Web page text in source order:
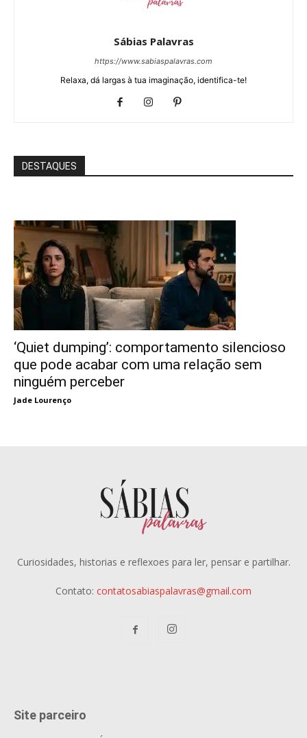
Sábias Palavras
https://www.sabiaspalavras.com
Relaxa, dá largas à tua imaginação, identifica-te!
DESTAQUES
‘Quiet dumping’: comportamento silencioso
que pode acabar com uma relação sem
ninguém perceber
Jade Lourenço
Curiosidades, historias e reflexoes para ler, pensar e partilhar.
Contato: contatosabiaspalavras@gmail.com
Site parceiro